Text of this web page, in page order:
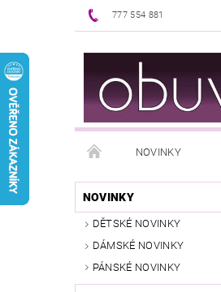
777 554 881
NOVINKY
PUNČOCHOVÉ ZBOŽÍ
REKLAMAČNÍ ŘÁD
NOVINKY
DĚTSKÉ NOVINKY
DÁMSKÉ NOVINKY
PÁNSKÉ NOVINKY